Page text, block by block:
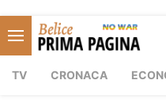
TV CRONACA